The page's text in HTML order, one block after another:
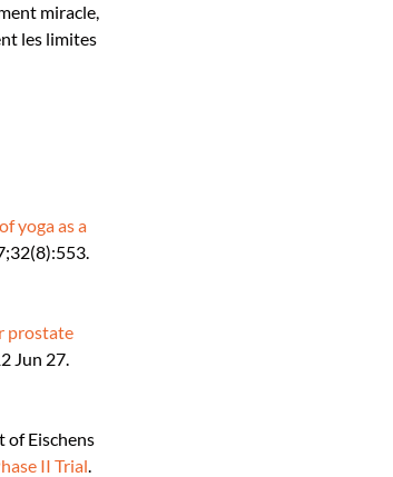
miracle,
les limites
yoga as a
prostate
Jun 27.
of Eischens
II Trial.